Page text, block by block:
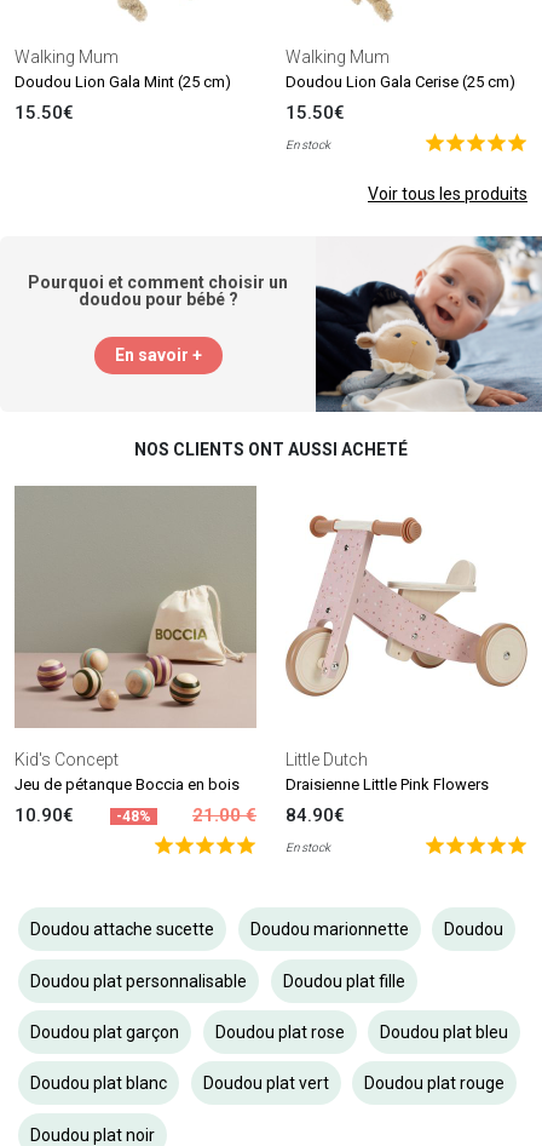
Walking Mum
Doudou Lion Gala Mint (25 cm)
15.50€
Walking Mum
Doudou Lion Gala Cerise (25 cm)
15.50€
En stock
Voir tous les produits
Pourquoi et comment choisir un
doudou pour bébé ?
En savoir +
NOS CLIENTS ONT AUSSI ACHETÉ
Kid's Concept
Jeu de pétanque Boccia en bois
10.90€ -48% 21.00 €
Little Dutch
Draisienne Little Pink Flowers
84.90€
En stock
Doudou attache sucette Doudou marionnette Doudou
Doudou plat personnalisable Doudou plat fille
Doudou plat garçon Doudou plat rose Doudou plat bleu
Doudou plat blanc Doudou plat vert Doudou plat rouge
Doudou plat noir